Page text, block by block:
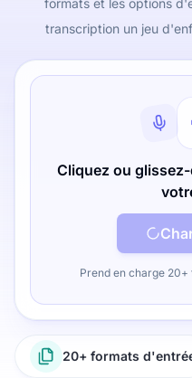
formats et les options
transcription un jeu
Cliquez ou
Prend en charge
20+ formats